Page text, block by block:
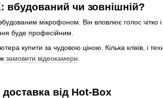
чи зовнішній?
мікрофоном. Він вловлює голос чітко і
буде професійним.
купити за чудовою ціною. Кілька кліків, і
замовити відеокамери
від Hot-Box